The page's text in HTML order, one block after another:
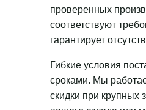
проверенных
соответствуют
гарантирует
Гибкие условия
сроками. Мы
скидки при крупных